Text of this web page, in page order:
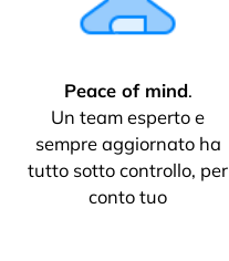
Peace of mind.
Un team esperto e
sempre aggiornato ha
tutto sotto controllo, per
conto tuo